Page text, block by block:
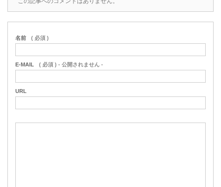
名前 ( 必須 )
E-MAIL ( 必須 ) - 公開されません -
URL